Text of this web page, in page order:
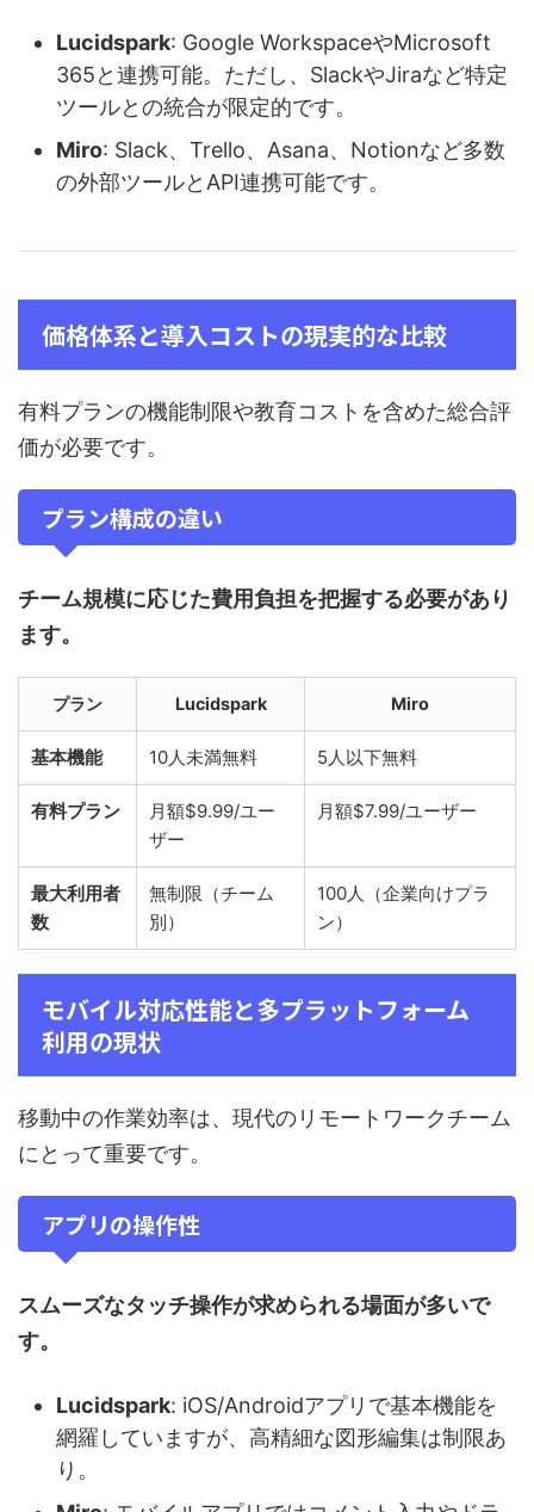
Lucidspark: Google WorkspaceやMicrosoft
365と連携可能。ただし、SlackやJiraなど特定
ツールとの統合が限定的です。
Miro: Slack、Trello、Asana、Notionなど多数
の外部ツールとAPI連携可能です。
価格体系と導入コストの現実的な比較
有料プランの機能制限や教育コストを含めた総合評
価が必要です。
プラン構成の違い
チーム規模に応じた費用負担を把握する必要があり
ます。
プラン Lucidspark Miro
基本機能 10人未満無料 5人以下無料
有料プラン
月額$9.99/ユー
ザー
月額$7.99/ユーザー
最大利用者
数
無制限（チーム
別）
100人（企業向けプラ
ン）
モバイル対応性能と多プラットフォーム
利用の現状
移動中の作業効率は、現代のリモートワークチーム
にとって重要です。
アプリの操作性
スムーズなタッチ操作が求められる場面が多いで
す。
Lucidspark: iOS/Androidアプリで基本機能を
網羅していますが、高精細な図形編集は制限あ
り。